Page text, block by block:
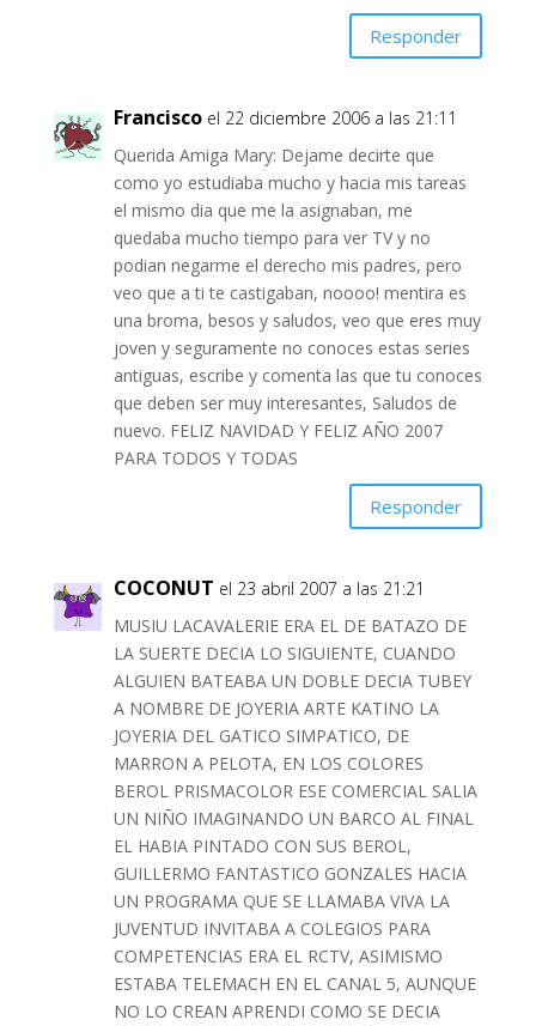
Responder
Francisco el 22 diciembre 2006 a las 21:11
Querida Amiga Mary: Dejame decirte que
como yo estudiaba mucho y hacia mis tareas
el mismo dia que me la asignaban, me
quedaba mucho tiempo para ver TV y no
podian negarme el derecho mis padres, pero
veo que a ti te castigaban, noooo! mentira es
una broma, besos y saludos, veo que eres muy
joven y seguramente no conoces estas series
antiguas, escribe y comenta las que tu conoces
que deben ser muy interesantes, Saludos de
nuevo. FELIZ NAVIDAD Y FELIZ AÑO 2007
PARA TODOS Y TODAS
Responder
COCONUT el 23 abril 2007 a las 21:21
MUSIU LACAVALERIE ERA EL DE BATAZO DE
LA SUERTE DECIA LO SIGUIENTE, CUANDO
ALGUIEN BATEABA UN DOBLE DECIA TUBEY
A NOMBRE DE JOYERIA ARTE KATINO LA
JOYERIA DEL GATICO SIMPATICO, DE
MARRON A PELOTA, EN LOS COLORES
BEROL PRISMACOLOR ESE COMERCIAL SALIA
UN NIÑO IMAGINANDO UN BARCO AL FINAL
EL HABIA PINTADO CON SUS BEROL,
GUILLERMO FANTASTICO GONZALES HACIA
UN PROGRAMA QUE SE LLAMABA VIVA LA
JUVENTUD INVITABA A COLEGIOS PARA
COMPETENCIAS ERA EL RCTV, ASIMISMO
ESTABA TELEMACH EN EL CANAL 5, AUNQUE
NO LO CREAN APRENDI COMO SE DECIA